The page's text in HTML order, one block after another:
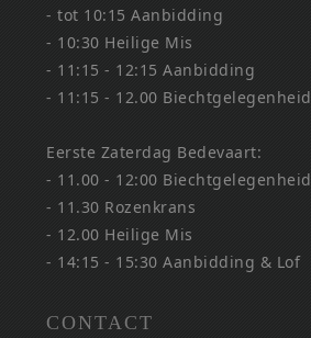
- tot 10:15 Aanbidding
- 10:30 Heilige Mis
- 11:15 - 12:15 Aanbidding
- 11:15 - 12.00 Biechtgelegenheid
Eerste Zaterdag Bedevaart:
- 11.00 - 12:00 Biechtgelegenheid
- 11.30 Rozenkrans
- 12.00 Heilige Mis
- 14:15 - 15:30 Aanbidding & Lof
CONTACT